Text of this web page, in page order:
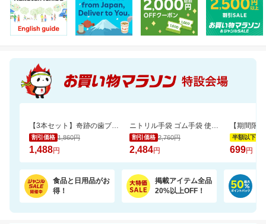
【3本セット】奇跡の歯ブラシ 正規品 / CMで話題 / 独自のピラミッド構造
割引価格 1,860円
1,488円
ニトリル手袋 ゴム手袋 使い捨て 食品衛生適合 SS S M L サイズ 白 青 黒 業務用
割引価格 2,760円
2,484円
半額以下
699円
食品と日用品がお
得！
掲載アイテム全品
20%以上OFF！